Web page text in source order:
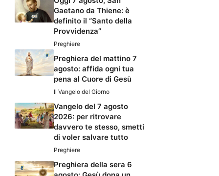
Gaetano da Thiene: è
definito il “Santo della
Provvidenza”
Preghiere
Preghiera del mattino 7
agosto: affida ogni tua
pena al Cuore di Gesù
Il Vangelo del Giorno
Vangelo del 7 agosto
2026: per ritrovare
davvero te stesso, smetti
di voler salvare tutto
Preghiere
Preghiera della sera 6